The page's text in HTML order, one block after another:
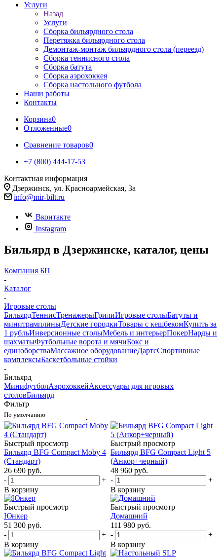
Услуги
Назад
Услуги
Сборка бильярдного стола
Перетяжка бильярдного стола
Демонтаж-монтаж бильярдного стола (переезд)
Сборка теннисного стола
Сборка батута
Сборка аэрохоккея
Сборка настольного футбола
Наши работы
Контакты
Корзина0
Отложенные0
Сравнение товаров0
+7 (800) 444-17-53
Контактная информация
Дзержинск, ул. Красноармейская, 3а
info@mir-bilt.ru
Вконтакте
Instagram
Бильяpд в Дзержинске, каталог, цены
Компания БП
-
Каталог
-
Игровые столы
БильярдТеннисТренажерыГрилиИгровые столыБатуты и
минитрамплиныДетские городкиТовары с кешбекомКупить за
1 рубльИнверсионные столыМебель и интерьерПокерНарды и
шахматыФутбольные ворота и мячиБокс и
единоборстваМассажное оборудованиеДартсСпортивные
комплексыБаскетбольные стойки
-
Бильяpд
МинифутболАэрохоккейАксессуары для игровых
столовБильяpд
Фильтр
По умолчанию
Быстрый просмотр
Бильярд BFG Compact Moby 4
(Стандарт)
26 690 руб.
-
+
В корзину
Быстрый просмотр
Бильярд BFG Compact Light 5
(Анкор+черный)
48 960 руб.
-
+
В корзину
Быстрый просмотр
Юнкер
51 300 руб.
-
+
В корзину
Быстрый просмотр
Домашний
111 980 руб.
-
+
В корзину